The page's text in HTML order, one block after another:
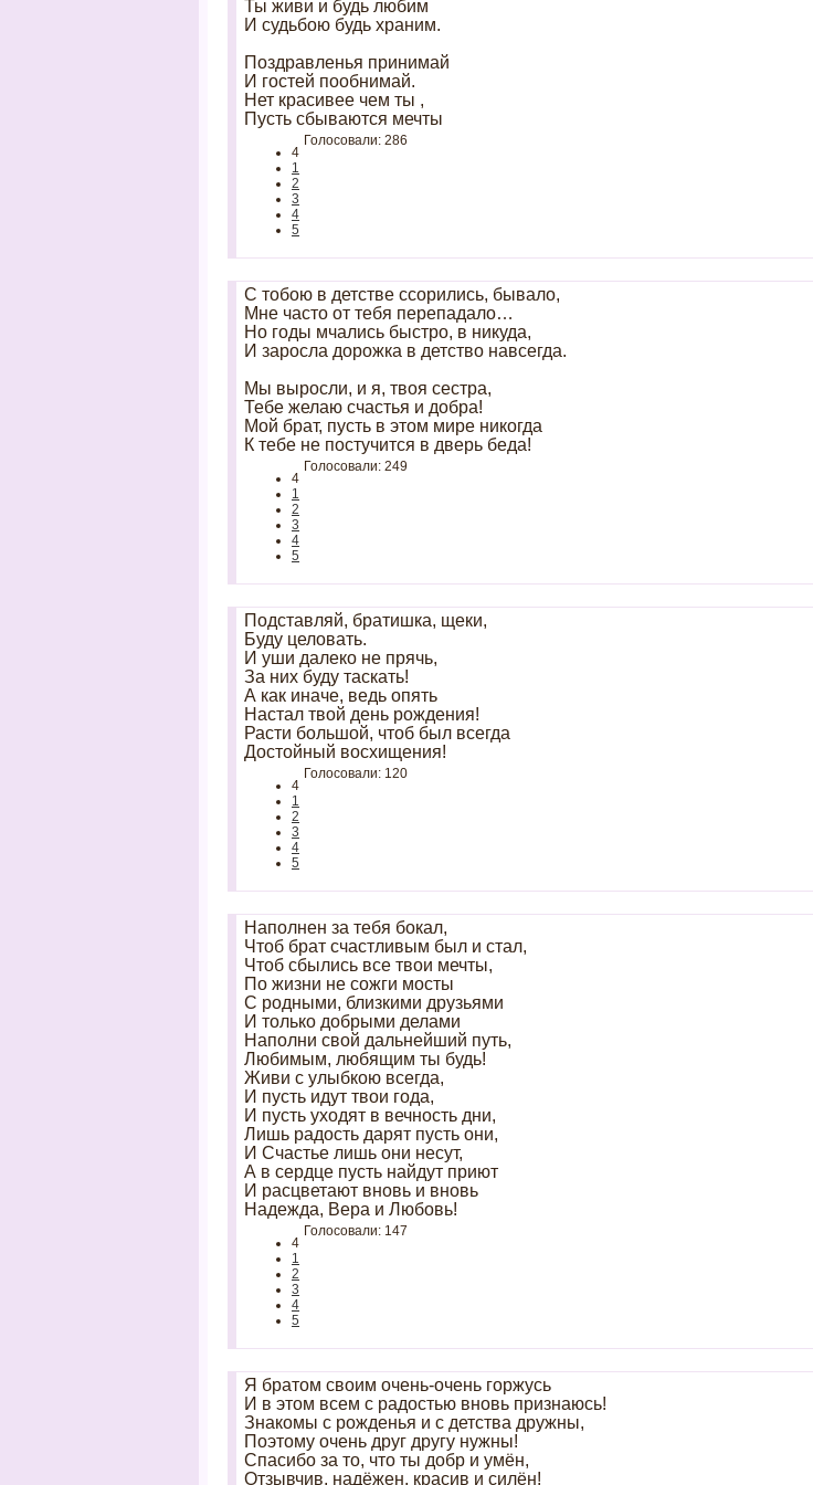
Ты живи и будь любим
И судьбою будь храним.
Поздравленья принимай
И гостей пообнимай.
Нет красивее чем ты ,
Пусть сбываются мечты
4
1
2
3
4
5
Голосовали: 286
С тобою в детстве ссорились, бывало,
Мне часто от тебя перепадало…
Но годы мчались быстро, в никуда,
И заросла дорожка в детство навсегда.
Мы выросли, и я, твоя сестра,
Тебе желаю счастья и добра!
Мой брат, пусть в этом мире никогда
К тебе не постучится в дверь беда!
4
1
2
3
4
5
Голосовали: 249
Подставляй, братишка, щеки,
Буду целовать.
И уши далеко не прячь,
За них буду таскать!
А как иначе, ведь опять
Настал твой день рождения!
Расти большой, чтоб был всегда
Достойный восхищения!
4
1
2
3
4
5
Голосовали: 120
Наполнен за тебя бокал,
Чтоб брат счастливым был и стал,
Чтоб сбылись все твои мечты,
По жизни не сожги мосты
С родными, близкими друзьями
И только добрыми делами
Наполни свой дальнейший путь,
Любимым, любящим ты будь!
Живи с улыбкою всегда,
И пусть идут твои года,
И пусть уходят в вечность дни,
Лишь радость дарят пусть они,
И Счастье лишь они несут,
А в сердце пусть найдут приют
И расцветают вновь и вновь
Надежда, Вера и Любовь!
4
1
2
3
4
5
Голосовали: 147
Я братом своим очень-очень горжусь
И в этом всем с радостью вновь признаюсь!
Знакомы с рожденья и с детства дружны,
Поэтому очень друг другу нужны!
Спасибо за то, что ты добр и умён,
Отзывчив, надёжен, красив и силён!